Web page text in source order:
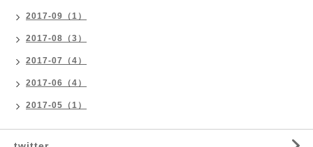
2017-09（1）
2017-08（3）
2017-07（4）
2017-06（4）
2017-05（1）